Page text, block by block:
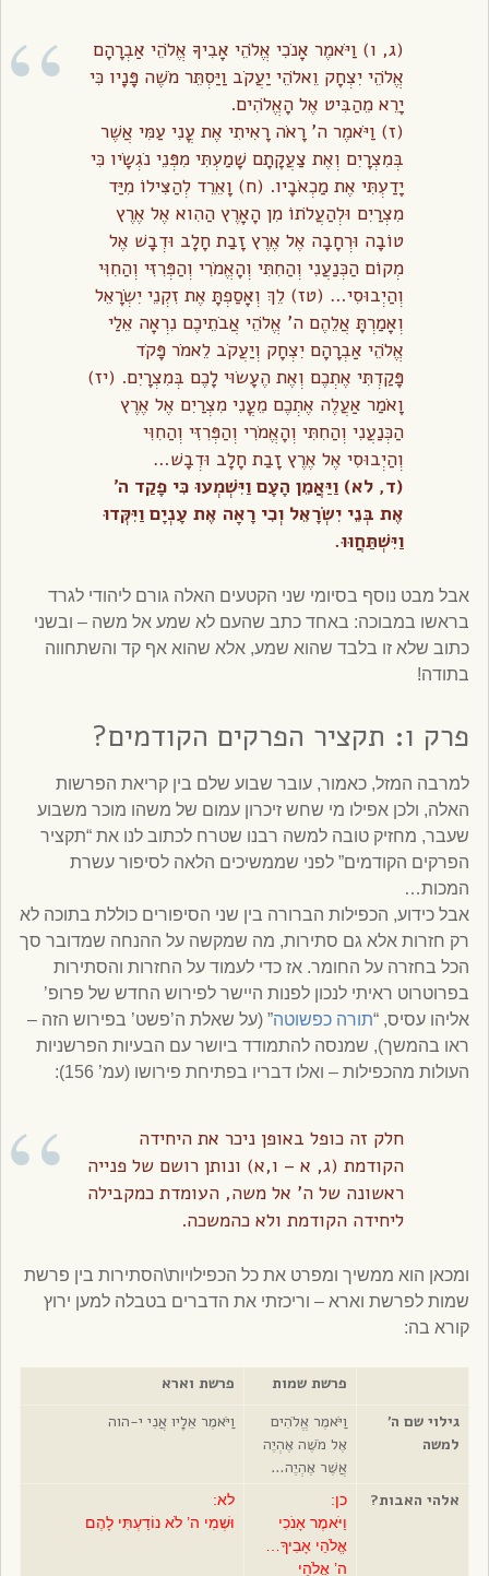
(ג, ו) וַיֹּאמֶר אָנֹכִי אֱלֹהֵי אָבִיךָ אֱלֹהֵי אַבְרָהָם
אֱלֹהֵי יִצְחָק וֵאלֹהֵי יַעֲקֹב וַיַּסְתֵּר מֹשֶׁה פָּנָיו כִּי
יָרֵא מֵהַבִּיט אֶל הָאֱלֹהִים.
(ז) וַיֹּאמֶר ה’ רָאֹה רָאִיתִי אֶת עֳנִי עַמִּי אֲשֶׁר
בְּמִצְרָיִם וְאֶת צַעֲקָתָם שָׁמַעְתִּי מִפְּנֵי נֹגְשָׂיו כִּי
יָדַעְתִּי אֶת מַכְאֹבָיו. (ח) וָאֵרֵד לְהַצִּילוֹ מִיַּד
מִצְרַיִם וּלְהַעֲלֹתוֹ מִן הָאָרֶץ הַהִוא אֶל אֶרֶץ
טוֹבָה וּרְחָבָה אֶל אֶרֶץ זָבַת חָלָב וּדְבָשׁ אֶל
מְקוֹם הַכְּנַעֲנִי וְהַחִתִּי וְהָאֱמֹרִי וְהַפְּרִזִּי וְהַחִוִּי
וְהַיְבוּסִי… (טז) לֵךְ וְאָסַפְתָּ אֶת זִקְנֵי יִשְׂרָאֵל
וְאָמַרְתָּ אֲלֵהֶם ה’ אֱלֹהֵי אֲבֹתֵיכֶם נִרְאָה אֵלַי
אֱלֹהֵי אַבְרָהָם יִצְחָק וְיַעֲקֹב לֵאמֹר פָּקֹד
פָּקַדְתִּי אֶתְכֶם וְאֶת הֶעָשׂוּי לָכֶם בְּמִצְרָיִם. (יז)
וָאֹמַר אַעֲלֶה אֶתְכֶם מֵעֳנִי מִצְרַיִם אֶל אֶרֶץ
הַכְּנַעֲנִי וְהַחִתִּי וְהָאֱמֹרִי וְהַפְּרִזִּי וְהַחִוִּי
וְהַיְבוּסִי אֶל אֶרֶץ זָבַת חָלָב וּדְבָשׁ…
(ד, לא) וַיַּאֲמֵן הָעָם וַיִּשְׁמְעוּ כִּי פָקַד ה’
אֶת בְּנֵי יִשְׂרָאֵל וְכִי רָאָה אֶת עָנְיָם וַיִּקְּדוּ
וַיִּשְׁתַּחֲוּוּ.
אבל מבט נוסף בסיומי שני הקטעים האלה גורם ליהודי לגרד
בראשו במבוכה: באחד כתב שהעם לא שמע אל משה – ובשני
כתוב שלא זו בלבד שהוא שמע, אלא שהוא אף קד והשתחווה
בתודה!
פרק ו: תקציר הפרקים הקודמים?
למרבה המזל, כאמור, עובר שבוע שלם בין קריאת הפרשות
האלה, ולכן אפילו מי שחש זיכרון עמום של משהו מוכר משבוע
שעבר, מחזיק טובה למשה רבנו שטרח לכתוב לנו את “תקציר
הפרקים הקודמים” לפני שממשיכים הלאה לסיפור עשרת
המכות…
אבל כידוע, הכפילות הברורה בין שני הסיפורים כוללת בתוכה לא
רק חזרות אלא גם סתירות, מה שמקשה על ההנחה שמדובר סך
הכל בחזרה על החומר. אז כדי לעמוד על החזרות והסתירות
בפרוטרוט ראיתי לנכון לפנות היישר לפירוש החדש של פרופ’
אליהו עסיס, “תורה כפשוטה” (על שאלת ה’פשט’ בפירוש הזה –
ראו בהמשך), שמנסה להתמודד ביושר עם הבעיות הפרשניות
העולות מהכפילות – ואלו דבריו בפתיחת פירושו (עמ’ 156):
חלק זה כופל באופן ניכר את היחידה
הקודמת (ג, א – ו,א) ונותן רושם של פנייה
ראשונה של ה’ אל משה, העומדת כמקבילה
ליחידה הקודמת ולא כהמשכה.
ומכאן הוא ממשיך ומפרט את כל הכפילויות\הסתירות בין פרשת
שמות לפרשת וארא – וריכזתי את הדברים בטבלה למען ירוץ
קורא בה:
פרשת שמות
פרשת וארא
גילוי שם ה’
למשה
וַיֹּאמֶר אֱלֹהִים
אֶל מֹשֶׁה אֶהְיֶה
אֲשֶׁר אֶהְיֶה…
וַיֹּאמֶר אֵלָיו אֲנִי י-הוה
אלהי האבות?
כן:
וַיֹּאמֶר אָנֹכִי
אֱלֹהֵי אָבִיךָ…
ה’ אֱלֹהֵי
לא:
וּשְׁמִי ה’ לֹא נוֹדַעְתִּי לָהֶם